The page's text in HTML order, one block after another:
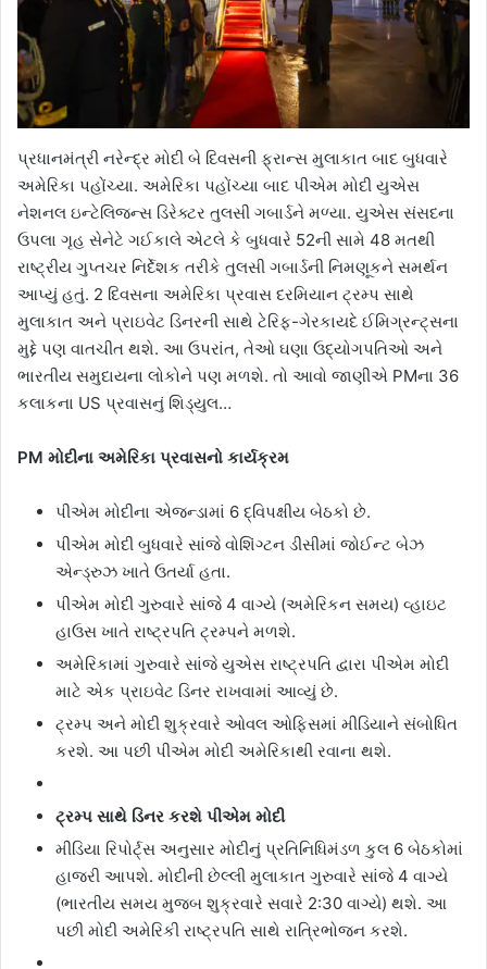
પ્રધાનમંત્રી નરેન્દ્ર મોદી બે દિવસની ફ્રાન્સ મુલાકાત બાદ બુધવારે
અમેરિકા પહોંચ્યા. અમેરિકા પહોંચ્યા બાદ પીએમ મોદી યુએસ
નેશનલ ઇન્ટેલિજન્સ ડિરેક્ટર તુલસી ગબાર્ડને મળ્યા. યુએસ સંસદના
ઉપલા ગૃહ સેનેટે ગઈકાલે એટલે કે બુધવારે 52ની સામે 48 મતથી
રાષ્ટ્રીય ગુપ્તચર નિર્દેશક તરીકે તુલસી ગબાર્ડની નિમણૂકને સમર્થન
આપ્યું હતું. 2 દિવસના અમેરિકા પ્રવાસ દરમિયાન ટ્રમ્પ સાથે
મુલાકાત અને પ્રાઇવેટ ડિનરની સાથે ટેરિફ-ગેરકાયદે ઈમિગ્રન્ટ્સના
મુદ્દે પણ વાતચીત થશે. આ ઉપરાંત, તેઓ ઘણા ઉદ્યોગપતિઓ અને
ભારતીય સમુદાયના લોકોને પણ મળશે. તો આવો જાણીએ PMના 36
કલાકના US પ્રવાસનું શિડ્યુલ…
PM મોદીના અમેરિકા પ્રવાસનો કાર્યક્રમ
પીએમ મોદીના એજન્ડામાં 6 દ્વિપક્ષીય બેઠકો છે.
પીએમ મોદી બુધવારે સાંજે વોશિંગ્ટન ડીસીમાં જોઈન્ટ બેઝ
એન્ડ્રુઝ ખાતે ઉતર્યા હતા.
પીએમ મોદી ગુરુવારે સાંજે 4 વાગ્યે (અમેરિકન સમય) વ્હાઇટ
હાઉસ ખાતે રાષ્ટ્રપતિ ટ્રમ્પને મળશે.
અમેરિકામાં ગુરુવારે સાંજે યુએસ રાષ્ટ્રપતિ દ્વારા પીએમ મોદી
માટે એક પ્રાઇવેટ ડિનર રાખવામાં આવ્યું છે.
ટ્રમ્પ અને મોદી શુક્રવારે ઓવલ ઓફિસમાં મીડિયાને સંબોધિત
કરશે. આ પછી પીએમ મોદી અમેરિકાથી રવાના થશે.
ટ્રમ્પ સાથે ડિનર કરશે પીએમ મોદી
મીડિયા રિપોર્ટ્સ અનુસાર મોદીનું પ્રતિનિધિમંડળ કુલ 6 બેઠકોમાં
હાજરી આપશે. મોદીની છેલ્લી મુલાકાત ગુરુવારે સાંજે 4 વાગ્યે
(ભારતીય સમય મુજબ શુક્રવારે સવારે 2:30 વાગ્યે) થશે. આ
પછી મોદી અમેરિકી રાષ્ટ્રપતિ સાથે રાત્રિભોજન કરશે.